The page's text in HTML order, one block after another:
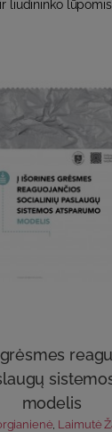
liudininko
modelis
Laimutė